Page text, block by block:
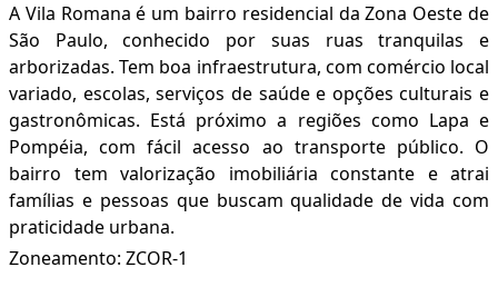
A Vila Romana é um bairro residencial da Zona Oeste de
São Paulo, conhecido por suas ruas tranquilas e
arborizadas. Tem boa infraestrutura, com comércio local
variado, escolas, serviços de saúde e opções culturais e
gastronômicas. Está próximo a regiões como Lapa e
Pompéia, com fácil acesso ao transporte público. O
bairro tem valorização imobiliária constante e atrai
famílias e pessoas que buscam qualidade de vida com
praticidade urbana.
Zoneamento: ZCOR-1